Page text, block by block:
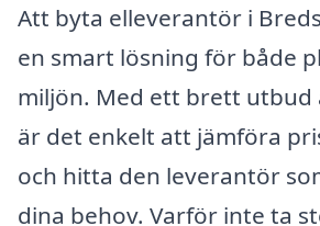
Att byta elleverantör i
en smart lösning för både
miljön. Med ett brett utbud
är det enkelt att jämföra
och hitta den leverantör
dina behov. Varför inte ta